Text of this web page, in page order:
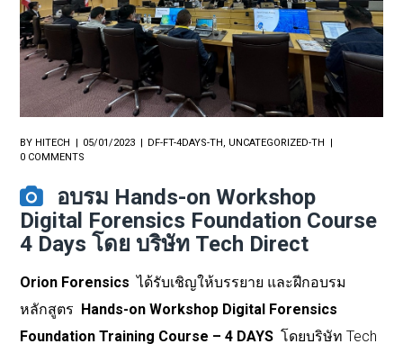
BY HITECH 05/01/2023 DF-FT-4DAYS-TH , UNCATEGORIZED-TH
0 COMMENTS
อบรม Hands-on Workshop
Digital Forensics Foundation Course
4 Days โดย บริษัท Tech Direct
Orion Forensics ได้รับเชิญให้บรรยาย และฝีกอบรม
หลักสูตร
Hands-on Workshop Digital Forensics
Foundation Training Course – 4 DAYS โดยบริษัท Tech